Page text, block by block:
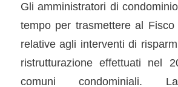
Gli amministratori di
tempo per trasmettere al Fisco
relative agli interventi di
ristrutturazione effettuati nel
comuni condominiali.